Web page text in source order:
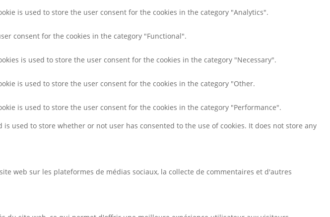
is used to store the user consent for the cookies in the category "Analytics".
consent for the cookies in the category "Functional".
is used to store the user consent for the cookies in the category "Necessary".
is used to store the user consent for the cookies in the category "Other.
is used to store the user consent for the cookies in the category "Performance".
is used to store whether or not user has consented to the use of cookies. It does not store any
web sur les plateformes de médias sociaux, la collecte de commentaires et d'autres